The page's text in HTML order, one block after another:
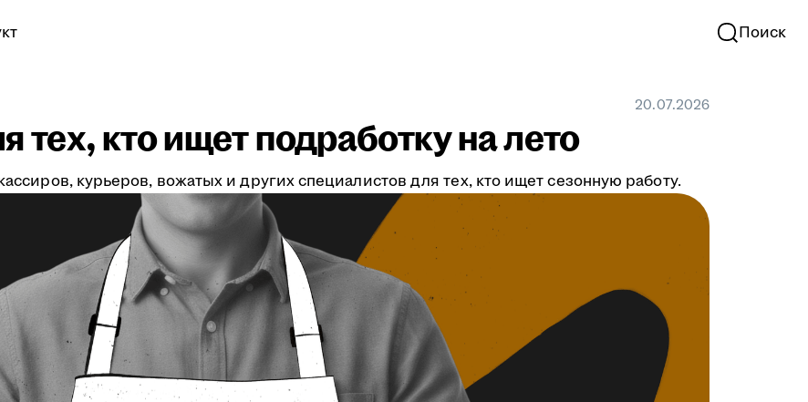
Поиск
20.07.2026
тех, кто ищет подработку на лето
курьеров, вожатых и других специалистов для тех, кто ищет сезонную работу.